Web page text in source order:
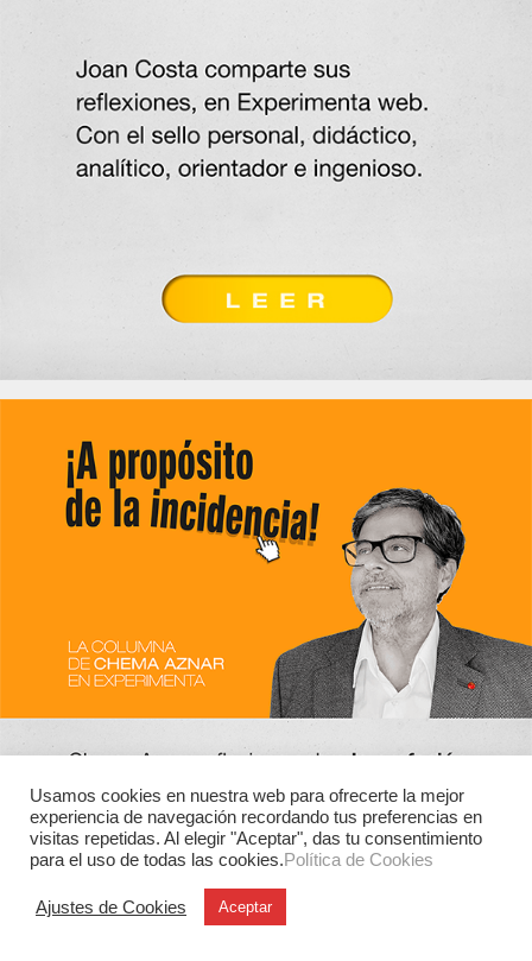
Usamos cookies en nuestra web para ofrecerte la mejor
experiencia de navegación recordando tus preferencias en
visitas repetidas. Al elegir "Aceptar", das tu consentimiento
para el uso de todas las cookies.Política de Cookies
Ajustes de Cookies Aceptar